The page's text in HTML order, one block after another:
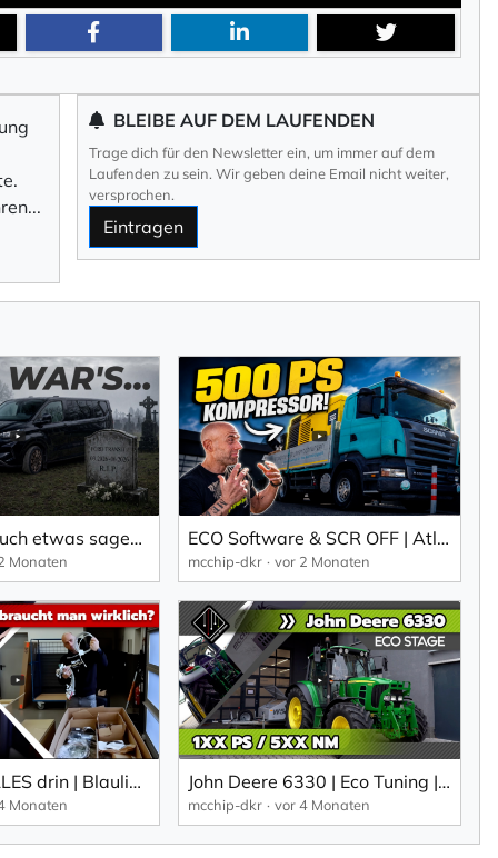
n...
BLEIBE AUF DEM LAUFENDEN
Trage dich für den Newsletter ein, um immer auf dem
Laufenden zu sein. Wir geben deine Email nicht weiter,
versprochen.
Eintragen
Wir müssen euch etwas sagen... | Ford Transit Projekt Update | mcchip-dkr
Monaten
ECO Software & SCR OFF | Atlas Copco DrillAir V28 Kompressor | mcchip-dkr
mcchip-dkr vor 2 Monaten
Das steckt ALLES drin | Blaulicht, Einsatzhorn & Co | mcchip-dkr
Monaten
John Deere 6330 | Eco Tuning | mcchip-dkr
mcchip-dkr vor 4 Monaten
durch KlickTipp.